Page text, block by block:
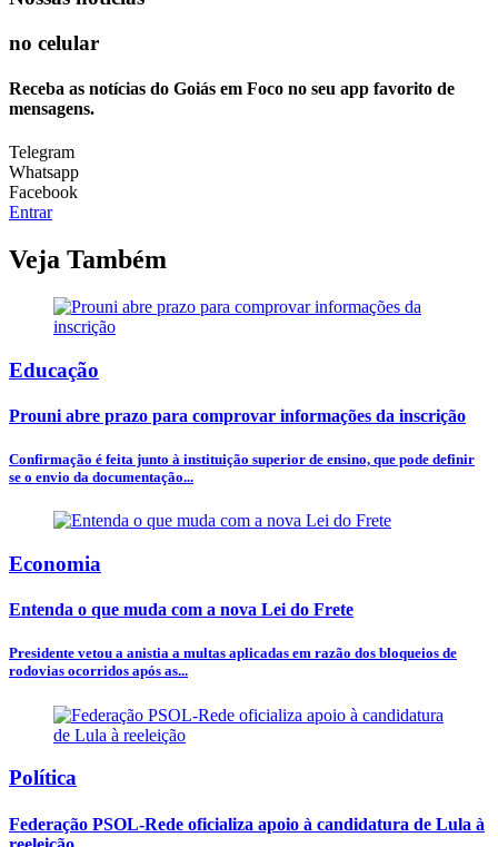
no celular
Receba as notícias do Goiás em Foco no seu app favorito de
mensagens.
Telegram
Whatsapp
Facebook
Entrar
Veja Também
Educação
Prouni abre prazo para comprovar informações da inscrição
Confirmação é feita junto à instituição superior de ensino, que pode definir
se o envio da documentação...
Economia
Entenda o que muda com a nova Lei do Frete
Presidente vetou a anistia a multas aplicadas em razão dos bloqueios de
rodovias ocorridos após as...
Política
Federação PSOL-Rede oficializa apoio à candidatura de Lula à